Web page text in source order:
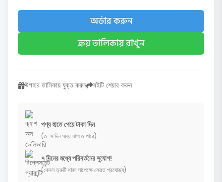
অর্ডার করুন
ক্রয় তালিকায় রাখুন
উপহার তালিকায় যুক্ত করুন বইটি শেয়ার করুন
পণ্য হাতে পেয়ে টাকা দিন
(৩-৭ দিন সময় লাগতে পারে)
৭ দিনের মধ্যে পরিবর্তনের সুযোগ!
(কেবল ত্রুটি থাকা সাপেক্ষে ফেরত প্রযোজ্য)